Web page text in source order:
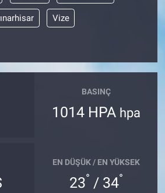
Vize
BASINÇ
1014 HPA hpa
EN DÜŞÜK / EN YÜKSEK
23° / 34°